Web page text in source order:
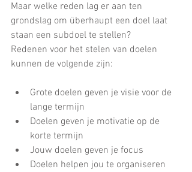
Maar welke reden lag er aan ten
grondslag om überhaupt een doel laat
staan een subdoel te stellen?
Redenen voor het stelen van doelen
kunnen de volgende zijn:
Grote doelen geven je visie voor de
lange termijn
Doelen geven je motivatie op de
korte termijn
Jouw doelen geven je focus
Doelen helpen jou te organiseren